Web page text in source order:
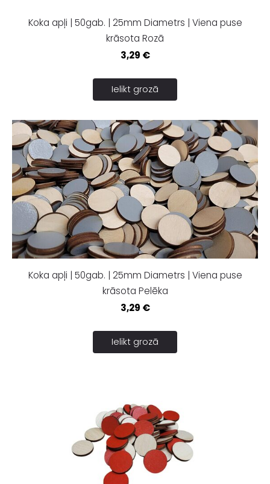
Koka apļi | 50gab. | 25mm Diametrs | Viena puse
krāsota Rozā
3,29 €
Ielikt grozā
Koka apļi | 50gab. | 25mm Diametrs | Viena puse
krāsota Pelēka
3,29 €
Ielikt grozā